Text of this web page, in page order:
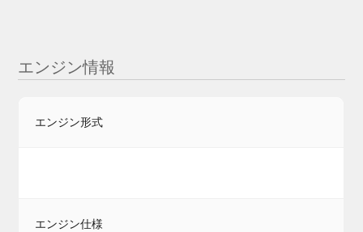
エンジン情報
エンジン形式
エンジン仕様